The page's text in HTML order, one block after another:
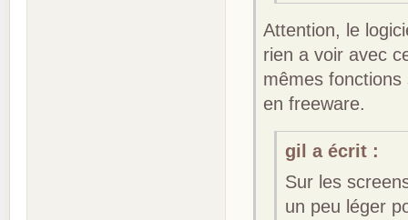
Attention, le
rien a voir avec
mêmes
en freeware.
gil a écrit :
Sur les
un peu léger